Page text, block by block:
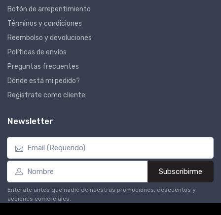
Botón de arrepentimiento
Términos y condiciones
Reembolso y devoluciones
Políticas de envíos
Preguntas frecuentes
Dónde está mi pedido?
Registrate como cliente
Newsletter
Subscribirme
Enterate antes que nadie de nuestras promociones, descuentos y
acciones comerciales.